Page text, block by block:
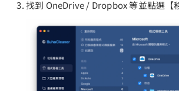
找到 OneDrive / Dropbox 等並點選【